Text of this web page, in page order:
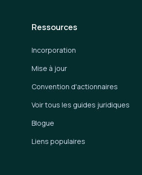
Ressources
Incorporation
Mise à jour
Convention d'actionnaires
Voir tous les guides juridiques
Blogue
Liens populaires